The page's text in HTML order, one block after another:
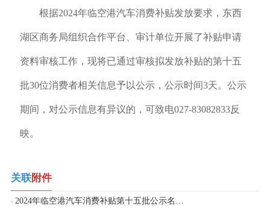
根据2024年临空港汽车消费补贴发放要求，东西
湖区商务局组织合作平台、审计单位开展了补贴申请
资料审核工作，现将已通过审核拟发放补贴的第十五
批30位消费者相关信息予以公示，公示时间3天。公示
期间，对公示信息有异议的，可致电027-83082833反
映。
关联附件
2024年临空港汽车消费补贴第十五批公示名单.xlsx